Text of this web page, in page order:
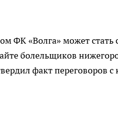
ФК «Волга» может
болельщиков
факт переговоров с